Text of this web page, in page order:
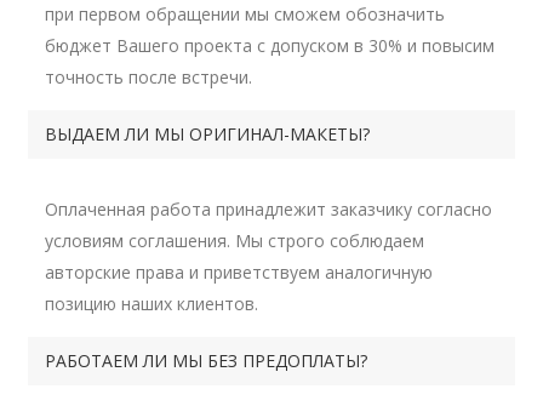
при первом обращении мы сможем обозначить
бюджет Вашего проекта с допуском в 30% и повысим
точность после встречи.
ВЫДАЕМ ЛИ МЫ ОРИГИНАЛ-МАКЕТЫ?
Оплаченная работа принадлежит заказчику согласно
условиям соглашения. Мы строго соблюдаем
авторские права и приветствуем аналогичную
позицию наших клиентов.
РАБОТАЕМ ЛИ МЫ БЕЗ ПРЕДОПЛАТЫ?